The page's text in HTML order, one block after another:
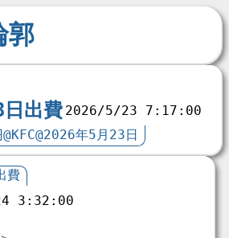
郭
出費 2026/5/23 7:17:00
年5月23日
費
3:32:00